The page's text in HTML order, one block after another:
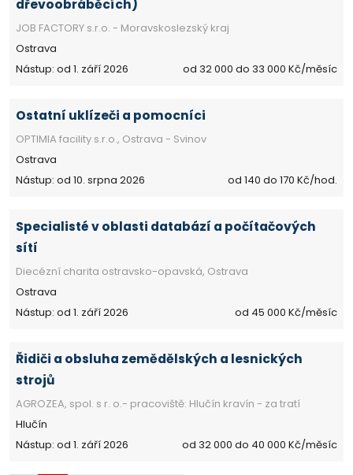
dřevoobráběcích)
JOB FACTORY s.r.o. - Moravskoslezský kraj
Ostrava
Nástup: od 1. září 2026
od 32 000 do 33 000 Kč/měsíc
Ostatní uklízeči a pomocníci
OPTIMIA facility s.r.o., Ostrava - Svinov
Ostrava
Nástup: od 10. srpna 2026
od 140 do 170 Kč/hod.
Specialisté v oblasti databází a počítačových
sítí
Diecézní charita ostravsko-opavská, Ostrava
Ostrava
Nástup: od 1. září 2026
od 45 000 Kč/měsíc
Řidiči a obsluha zemědělských a lesnických
strojů
AGROZEA, spol. s r. o.- pracoviště: Hlučín kravín - za tratí
Hlučín
Nástup: od 1. září 2026
od 32 000 do 40 000 Kč/měsíc